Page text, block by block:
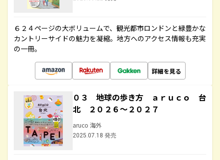
６２４ページの大ボリュームで、観光都市ロンドンと緑豊かな
カントリーサイドの魅力を凝縮。地方へのアクセス情報も充実
の一冊。
詳細を見る
０３ 地球の歩き方 ａｒｕｃｏ 台
北 ２０２６～２０２７
aruco 海外
2025.07.18 発売